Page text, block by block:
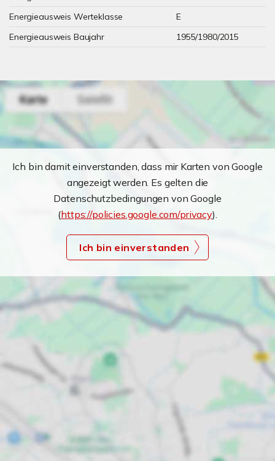
Energieausweis Werteklasse
E
Energieausweis Baujahr
1955/1980/2015
Ich bin damit einverstanden, dass mir Karten von Google
angezeigt werden. Es gelten die
Datenschutzbedingungen von Google
(https://policies.google.com/privacy).
Ich bin einverstanden